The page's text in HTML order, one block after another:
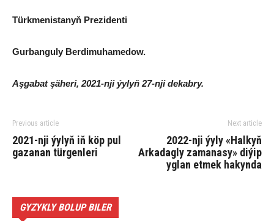
Türkmenistanyň Prezidenti
Gurbanguly Berdimuhamedow.
Aşgabat şäheri, 2021-nji ýylyň 27-nji dekabry.
Previous article
2021-nji ýylyň iň köp pul
gazanan türgenleri
Next article
2022-nji ýyly «Halkyň
Arkadagly zamanasy» diýip
yglan etmek hakynda
GYZYKLY BOLUP BILER